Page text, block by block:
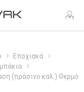
Εποχιακά
(πράσινο καλ.) Θερμό